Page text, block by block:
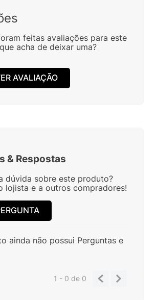
feitas avaliações para este
acha de deixar uma?
AVALIAÇÃO
& Respostas
dúvida sobre este produto?
lojista e a outros compradores!
ainda não possui Perguntas e
1 - 0de 0